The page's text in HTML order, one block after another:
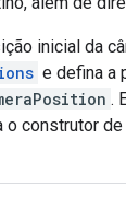
inicial da
e defina a
.
o construtor